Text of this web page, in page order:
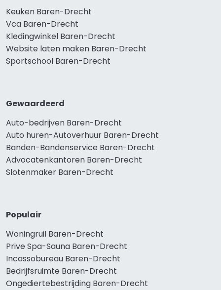
Keuken Baren-Drecht
Vca Baren-Drecht
Kledingwinkel Baren-Drecht
Website laten maken Baren-Drecht
Sportschool Baren-Drecht
Gewaardeerd
Auto-bedrijven Baren-Drecht
Auto huren-Autoverhuur Baren-Drecht
Banden-Bandenservice Baren-Drecht
Advocatenkantoren Baren-Drecht
Slotenmaker Baren-Drecht
Populair
Woningruil Baren-Drecht
Prive Spa-Sauna Baren-Drecht
Incassobureau Baren-Drecht
Bedrijfsruimte Baren-Drecht
Ongediertebestrijding Baren-Drecht